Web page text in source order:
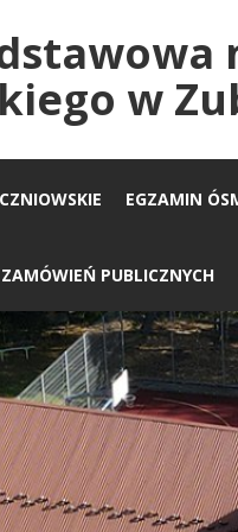
w
EGZAMIN
PUBLICZNYCH